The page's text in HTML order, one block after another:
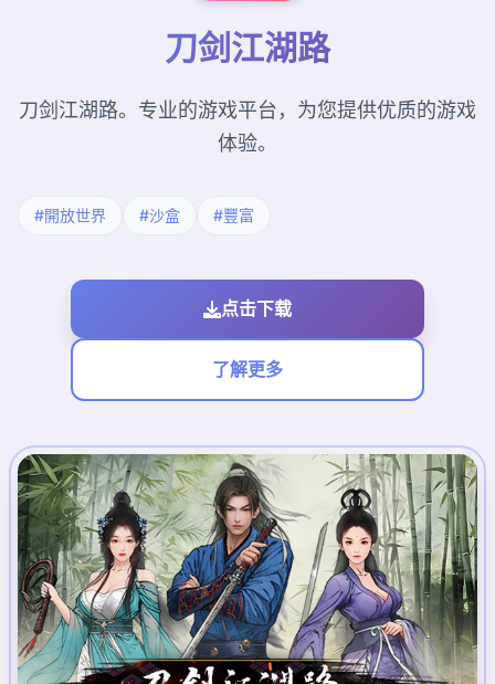
刀剑江湖路
刀剑江湖路。专业的游戏平台，为您提供优质的游戏
体验。
#開放世界 #沙盒 #豐富
点击下载
了解更多